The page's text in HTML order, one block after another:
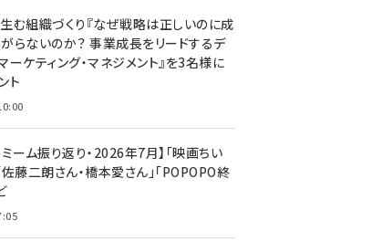
meo (1277)
llmo (1166)
む組織づくり『なぜ戦略は正しいのに成
らないのか？ 事業成長をリードするデ
ーケティング・マネジメント』を3名様に
ト
ミーム振り返り・2026年7月】「映画ちい
佐藤二朗さん・橋本愛さん」「POPOPO終